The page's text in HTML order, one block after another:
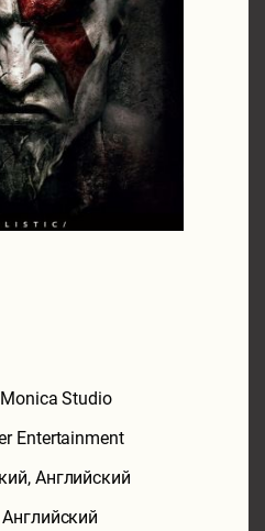
Studio
Entertainment
Английский